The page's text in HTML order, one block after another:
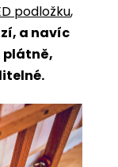
podložku,
a navíc
plátně,